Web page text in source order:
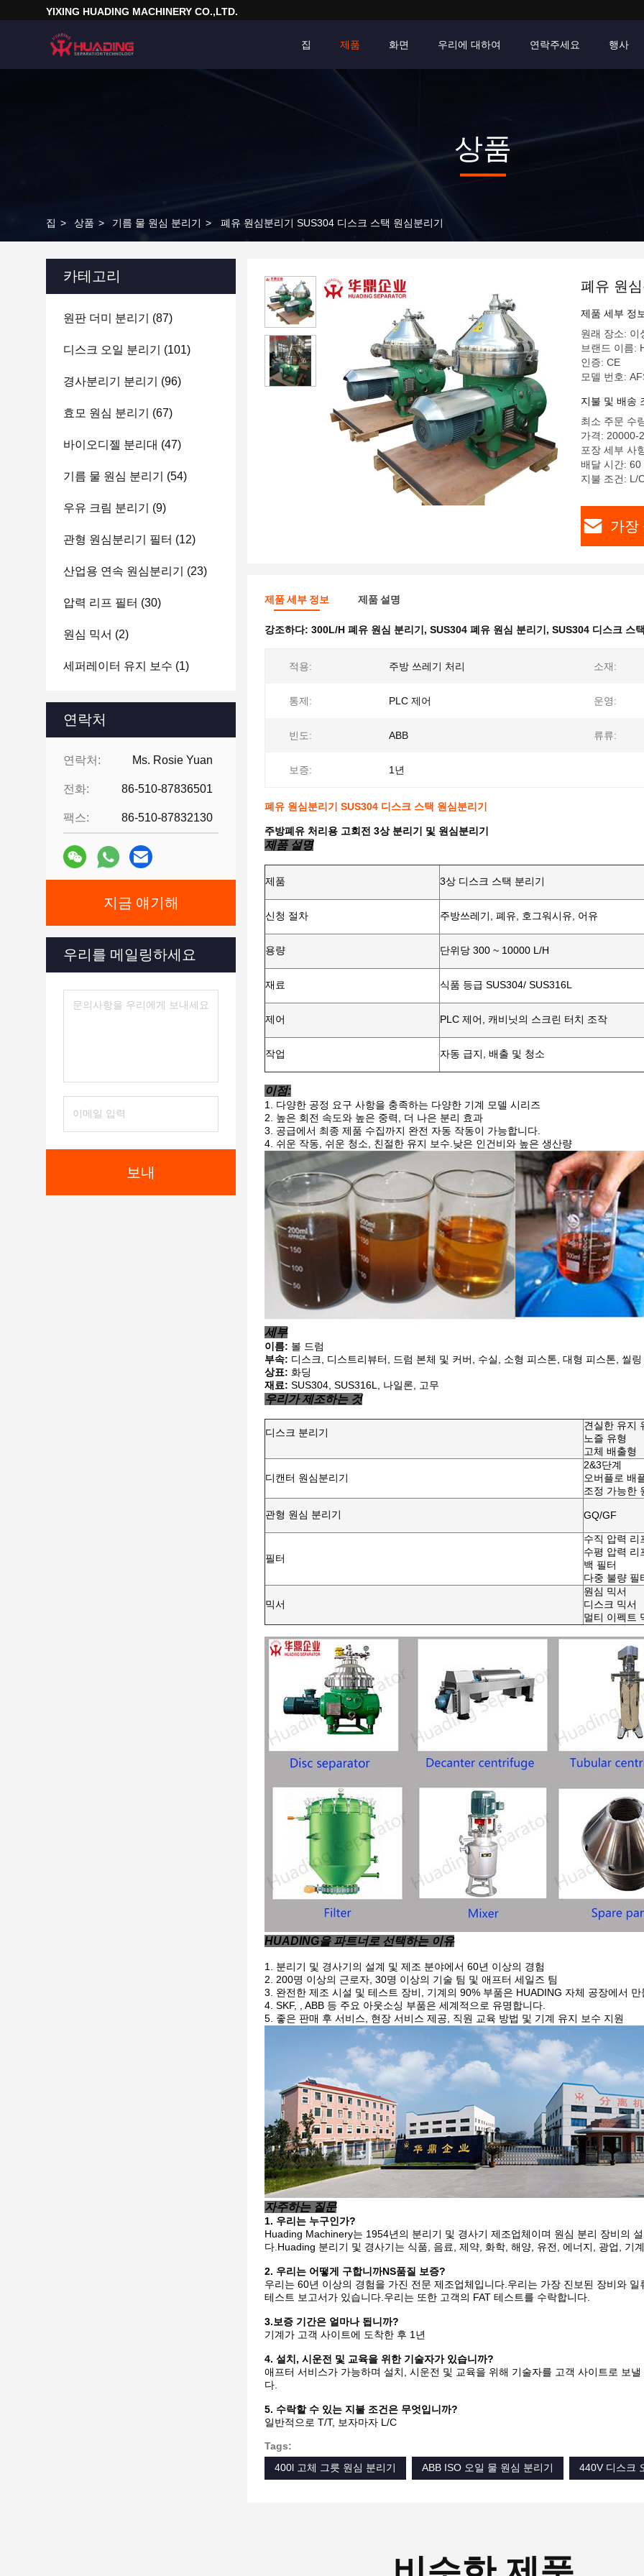
YIXING HUADING MACHINERY CO.,LTD.
집 제품 화면 우리에 대하여 연락주세요 행사
상품
집 > 상품 > 기름 물 원심 분리기 > 폐유 원심분리기 SUS304 디스크 스택 원심분리기
카테고리
원판 더미 분리기 (87)
디스크 오일 분리기 (101)
경사분리기 분리기 (96)
효모 원심 분리기 (67)
바이오디젤 분리대 (47)
기름 물 원심 분리기 (54)
우유 크림 분리기 (9)
관형 원심분리기 필터 (12)
산업용 연속 원심분리기 (23)
압력 리프 필터 (30)
원심 믹서 (2)
세퍼레이터 유지 보수 (1)
연락처
연락처: Ms. Rosie Yuan
전화: 86-510-87836501
팩스: 86-510-87832130
지금 얘기해
우리를 메일링하세요
보내
폐유 원
제품 세부 정
원래 장소: 이
브랜드 이름:
인증: CE
모델 번호:
지불 및 배송
최소 주문 수
가격: 20000-
포장 세부 사
배달 시간: 60
지불 조건: L/
가장
제품 세부 정보 제품 설명
강조하다: 300L/H 폐유 원심 분리기 , SUS304 폐유 원심 분리기 , SUS304 디스크 스
적용: 주방 쓰레기 처리 소재:
통제: PLC 제어 운영:
빈도: ABB 류류:
보증: 1년
폐유 원심분리기 SUS304 디스크 스택 원심분리기
주방폐유 처리용 고회전 3상 분리기 및 원심분리기
제품 설명
제품 3상 디스크 스택 분리기
신청 절차 주방쓰레기, 폐유, 호그워시유, 어유
용량 단위당 300 ~ 10000 L/H
재료 식품 등급 SUS304/ SUS316L
제어 PLC 제어, 캐비닛의 스크린 터치 조작
작업 자동 급지, 배출 및 청소
이점:
다양한 공정 요구 사항을 충족하는 다양한 기계 모델 시리즈
높은 회전 속도와 높은 중력, 더 나은 분리 효과
공급에서 최종 제품 수집까지 완전 자동 작동이 가능합니다.
쉬운 작동, 쉬운 청소, 친절한 유지 보수.낮은 인건비와 높은 생산량
세부
이름: 볼 드럼
부속: 디스크, 디스트리뷰터, 드럼 본체 및 커버, 수실, 소형 피스톤, 대형 피스톤, 씰링
상표: 화딩
재료: SUS304, SUS316L, 나일론, 고무
우리가 제조하는 것
디스크 분리기
견실한 유지
노즐 유형
고체 배출형
디캔터 원심분리기
2&3단계
오버플로 배
조정 가능한
관형 원심 분리기 GQ/GF
필터
수직 압력 리
수평 압력 리
백 필터
다중 불량 필
믹서
원심 믹서
디스크 믹서
멀티 이펙트
HUADING을 파트너로 선택하는 이유
분리기 및 경사기의 설계 및 제조 분야에서 60년 이상의 경험
200명 이상의 근로자, 30명 이상의 기술 팀 및 애프터 세일즈 팀
완전한 제조 시설 및 테스트 장비, 기계의 90% 부품은 HUADING 자체 공장에서
SKF, , ABB 등 주요 아웃소싱 부품은 세계적으로 유명합니다.
좋은 판매 후 서비스, 현장 서비스 제공, 직원 교육 방법 및 기계 유지 보수 지원
자주하는 질문
1. 우리는 누구인가?
Huading Machinery는 1954년의 분리기 및 경사기 제조업체이며 원심 분리 장비의
다.Huading 분리기 및 경사기는 식품, 음료, 제약, 화학, 해양, 유전, 에너지, 광업, 기
2. 우리는 어떻게 구합니까NS품질 보증?
우리는 60년 이상의 경험을 가진 전문 제조업체입니다.우리는 가장 진보된 장비와
테스트 보고서가 있습니다.우리는 또한 고객의 FAT 테스트를 수락합니다.
3.보증 기간은 얼마나 됩니까?
기계가 고객 사이트에 도착한 후 1년
4. 설치, 시운전 및 교육을 위한 기술자가 있습니까?
애프터 서비스가 가능하며 설치, 시운전 및 교육을 위해 기술자를 고객 사이트로 보
다.
5. 수락할 수 있는 지불 조건은 무엇입니까?
일반적으로 T/T, 보자마자 L/C
Tags:
400l 고체 그릇 원심 분리기
ABB ISO 오일 물 원심 분리기 440V 디스크